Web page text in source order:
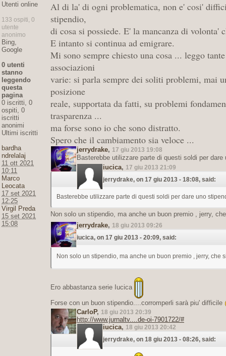
Utenti online
133 ospiti, 0
utente
anonimo
Bing,
Google
0 utenti
stanno
leggendo
questa
pagina
0 iscritti, 0
ospiti, 0
iscritti
anonimi
Ultimi iscritti
bardha
ndrelalaj
11 ott 2021
10:11
Marco
Leocata
17 set 2021
12:25
Virgil Preda
15 set 2021
15:08
Al di la' di ogni problematica, non e' cosi'
stipendio,
di cosa si possiede. E' la mancanza di volonta'
E intanto si continua ad emigrare.
Mi sono sempre chiesto una cosa ... leggo
associazioni
varie: si parla sempre dei soliti problemi, mai
posizione
reale, supportata da fatti, su problemi
trasparenza ...
ma forse sono io che sono distratto.
Spero che il cambiamento sia veloce ...
jerrydrake, 17 giu 2013 19:08
Basterebbe utilizzare parte di questi soldi per
iucica, 17 giu 2013 21:09
jerrydrake, on 17 giu 2013 - 18:08, said:
Basterebbe utilizzare parte di questi soldi per dare uno
Non solo un stipendio, ma anche un buon premio , jerry,
jerrydrake, 18 giu 2013 09:26
iucica, on 17 giu 2013 - 20:09, said:
Non solo un stipendio, ma anche un buon premio , jerry, che
Ero abbastanza serie Iucica
Forse con un buon stipendio....corromperli sarà piu' difficile
CarloP, 18 giu 2013 20:39
http://www.jurnaltv....de-oi-7901722/#
iucica, 18 giu 2013 20:42
jerrydrake, on 18 giu 2013 - 08:26, said: